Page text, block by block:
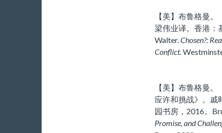
【美】布鲁格曼
梁伟业译。香港：
Walter.Chosen?:
Conflict.
【美】布鲁格曼
应许和挑战》。戚
园书房，2016。
Promise, and